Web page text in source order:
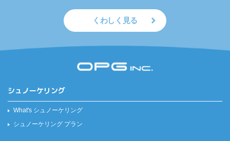
くわしく見る
シュノーケリング
What's シュノーケリング
シュノーケリング プラン